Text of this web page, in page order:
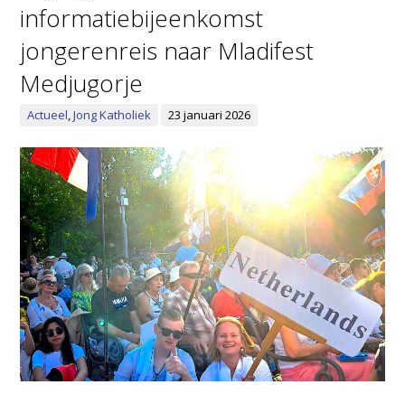
informatiebijeenkomst
jongerenreis naar Mladifest
Medjugorje
Actueel,Jong Katholiek 23 januari 2026